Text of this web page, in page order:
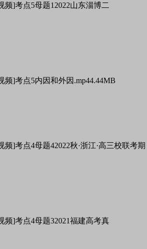
频]考点5母题12022山东淄博二
频]考点5内因和外因.mp44.44MB
频]考点4母题42022秋·浙江·高三校联考期
频]考点4母题32021福建高考真